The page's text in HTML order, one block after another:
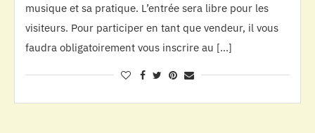
musique et sa pratique. L’entrée sera libre pour les
visiteurs. Pour participer en tant que vendeur, il vous
faudra obligatoirement vous inscrire au […]